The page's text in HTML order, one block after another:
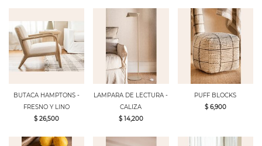
BUTACA HAMPTONS -
FRESNO Y LINO
$ 26,500
LAMPARA DE LECTURA -
CALIZA
$ 14,200
PUFF BLOCKS
$ 6,900